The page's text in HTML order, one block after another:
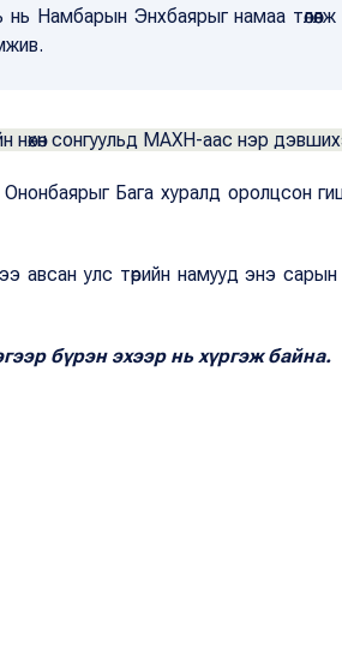
Намбарын Энхбаярыг намаа
нөхөн сонгуульд МАХН-аас нэр
Ононбаярыг Бага хуралд оролцсон
авсан улс төрийн намууд энэ
бүрэн эхээр нь хүргэж байна.